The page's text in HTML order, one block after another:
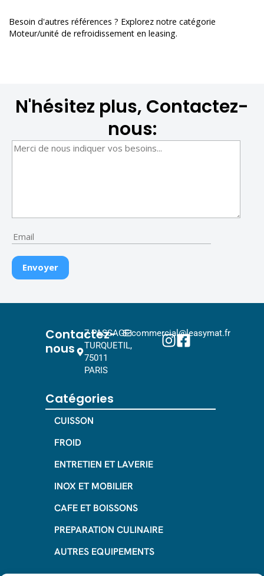
Besoin d'autres références ? Explorez notre catégorie
Moteur/unité de refroidissement en leasing.
N'hésitez plus, Contactez-
nous:
Contactez-
nous
7 PASSAGE
TURQUETIL,
75011
PARIS
commercial@leasymat.fr
Catégories
CUISSON
FROID
ENTRETIEN ET LAVERIE
INOX ET MOBILIER
CAFE ET BOISSONS
PREPARATION CULINAIRE
AUTRES EQUIPEMENTS